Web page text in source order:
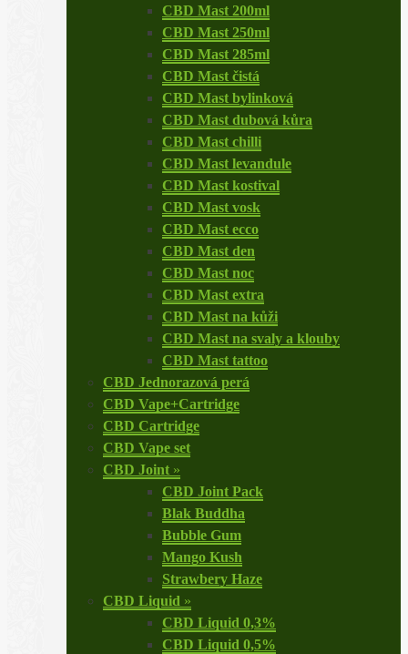
CBD Mast 200ml
CBD Mast 250ml
CBD Mast 285ml
CBD Mast čistá
CBD Mast bylinková
CBD Mast dubová kůra
CBD Mast chilli
CBD Mast levandule
CBD Mast kostival
CBD Mast vosk
CBD Mast ecco
CBD Mast den
CBD Mast noc
CBD Mast extra
CBD Mast na kůži
CBD Mast na svaly a klouby
CBD Mast tattoo
CBD Jednorazová perá
CBD Vape+Cartridge
CBD Cartridge
CBD Vape set
CBD Joint »
CBD Joint Pack
Blak Buddha
Bubble Gum
Mango Kush
Strawbery Haze
CBD Liquid »
CBD Liquid 0,3%
CBD Liquid 0,5%